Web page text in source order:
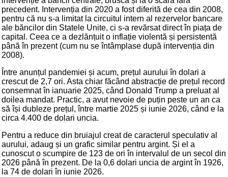
precedent. Intervenția din 2020 a fost diferită de cea din 2008,
pentru că nu s-a limitat la circuitul intern al rezervelor bancare
ale băncilor din Statele Unite, ci s-a revărsat direct în piața de
capital. Ceea ce a dezlănțuit o inflație violentă și persistentă
până în prezent (cum nu se întâmplase după intervenția din
2008).
Între anunțul pandemiei și acum, prețul aurului în dolari a
crescut de 2,7 ori. Asta chiar făcând abstracție de prețul record
consemnat în ianuarie 2025, când Donald Trump a preluat al
doilea mandat. Practic, a avut nevoie de puțin peste un an ca
să își dubleze prețul, între martie 2025 și iunie 2026, când e la
circa 4.400 de dolari uncia.
Pentru a reduce din bruiajul creat de caracterul speculativ al
aurului, adaug și un grafic similar pentru argint. Și el a
cunoscut o scumpire de 123 de ori în intervalul de un secol din
2026 până în prezent. De la 0,6 dolari uncia de argint în 1926,
la 74 de dolari în iunie 2026.